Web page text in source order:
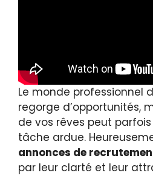
Le monde professionnel
regorge d’opportunités,
de vos rêves peut
tâche ardue.
annonces de
par leur clarté et leur